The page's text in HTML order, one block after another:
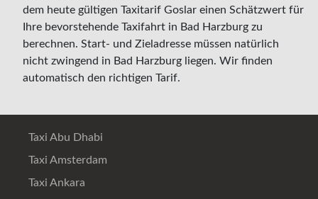
dem heute gültigen Taxitarif Goslar einen Schätzwert für
Ihre bevorstehende Taxifahrt in Bad Harzburg zu
berechnen. Start- und Zieladresse müssen natürlich
nicht zwingend in Bad Harzburg liegen. Wir finden
automatisch den richtigen Tarif.
Taxi Abu Dhabi
Taxi Amsterdam
Taxi Ankara